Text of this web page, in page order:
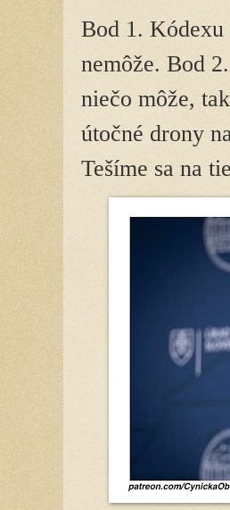
Bod 1. Kódexu
nemôže. Bod
niečo môže,
útočné drony
Tešíme sa na